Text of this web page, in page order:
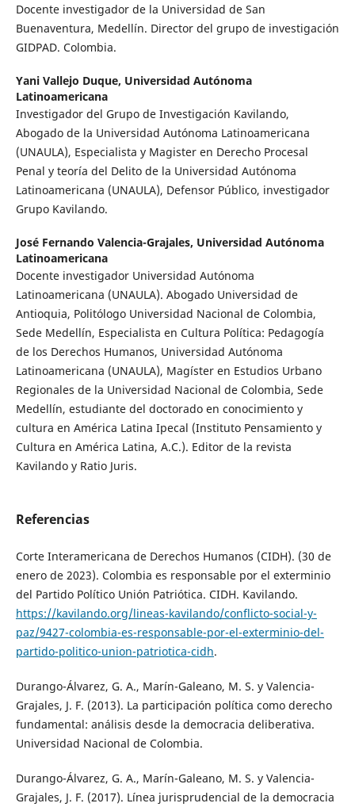
Docente investigador de la Universidad de San
Buenaventura, Medellín. Director del grupo de investigación
GIDPAD. Colombia.
Yani Vallejo Duque, Universidad Autónoma
Latinoamericana
Investigador del Grupo de Investigación Kavilando,
Abogado de la Universidad Autónoma Latinoamericana
(UNAULA), Especialista y Magister en Derecho Procesal
Penal y teoría del Delito de la Universidad Autónoma
Latinoamericana (UNAULA), Defensor Público, investigador
Grupo Kavilando.
José Fernando Valencia-Grajales, Universidad Autónoma
Latinoamericana
Docente investigador Universidad Autónoma
Latinoamericana (UNAULA). Abogado Universidad de
Antioquia, Politólogo Universidad Nacional de Colombia,
Sede Medellín, Especialista en Cultura Política: Pedagogía
de los Derechos Humanos, Universidad Autónoma
Latinoamericana (UNAULA), Magíster en Estudios Urbano
Regionales de la Universidad Nacional de Colombia, Sede
Medellín, estudiante del doctorado en conocimiento y
cultura en América Latina Ipecal (Instituto Pensamiento y
Cultura en América Latina, A.C.). Editor de la revista
Kavilando y Ratio Juris.
Referencias
Corte Interamericana de Derechos Humanos (CIDH). (30 de
enero de 2023). Colombia es responsable por el exterminio
del Partido Político Unión Patriótica. CIDH. Kavilando.
https://kavilando.org/lineas-kavilando/conflicto-social-y-
paz/9427-colombia-es-responsable-por-el-exterminio-del-
partido-politico-union-patriotica-cidh.
Durango-Álvarez, G. A., Marín-Galeano, M. S. y Valencia-
Grajales, J. F. (2013). La participación política como derecho
fundamental: análisis desde la democracia deliberativa.
Universidad Nacional de Colombia.
Durango-Álvarez, G. A., Marín-Galeano, M. S. y Valencia-
Grajales, J. F. (2017). Línea jurisprudencial de la democracia